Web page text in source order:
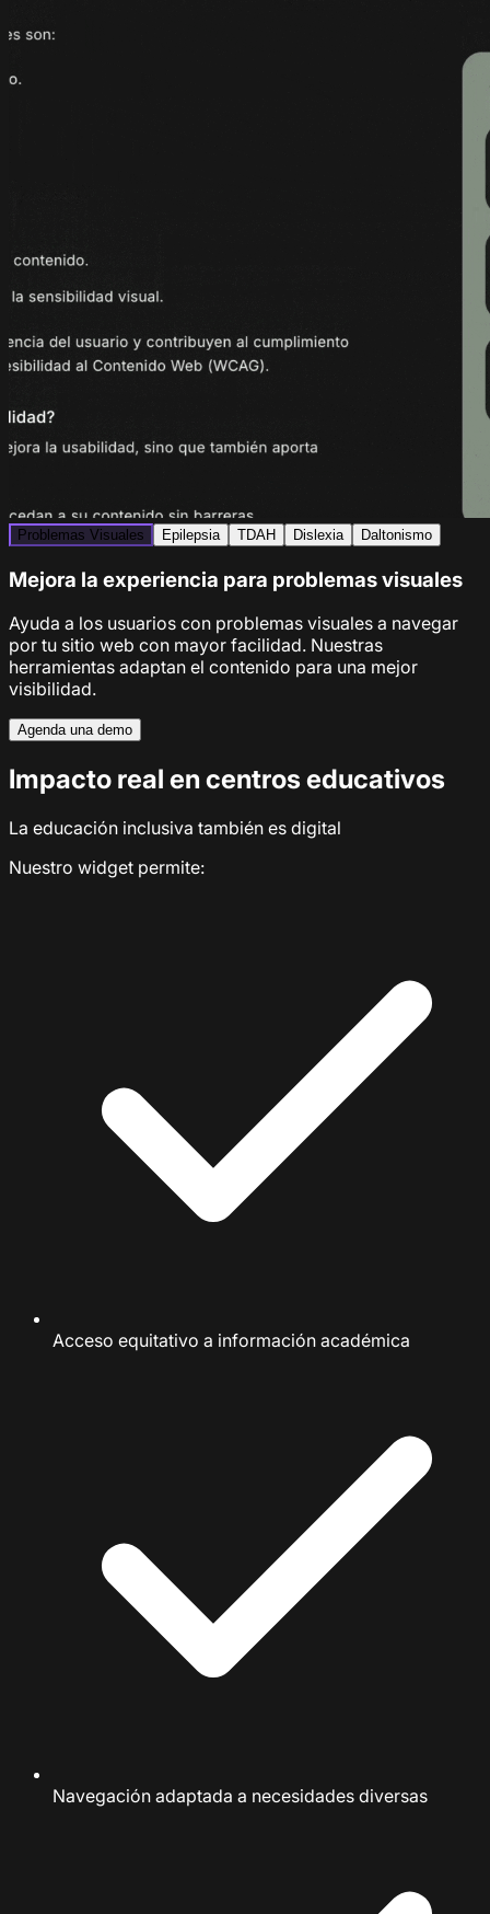
Problemas Visuales Epilepsia TDAH Dislexia Daltonismo
Mejora la experiencia para problemas visuales
Ayuda a los usuarios con problemas visuales a navegar
por tu sitio web con mayor facilidad. Nuestras
herramientas adaptan el contenido para una mejor
visibilidad.
Agenda una demo
Impacto real en centros educativos
La educación inclusiva también es digital
Nuestro widget permite:
Acceso equitativo a información académica
Navegación adaptada a necesidades diversas